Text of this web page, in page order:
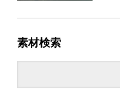
素材検索